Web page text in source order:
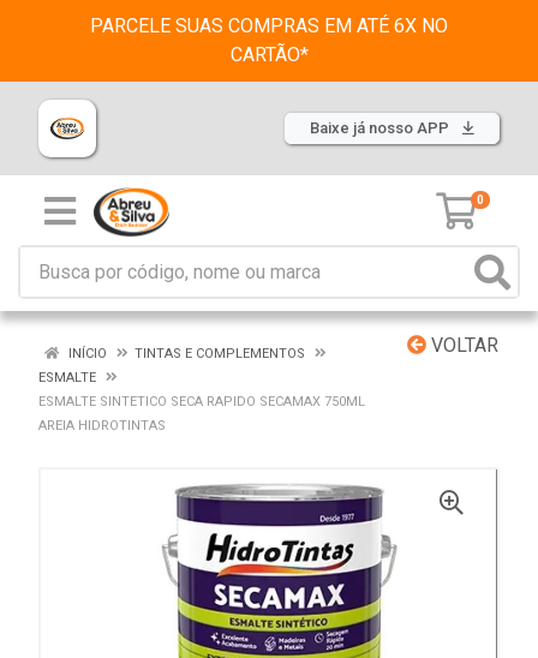
PARCELE SUAS COMPRAS EM ATÉ 6X NO
CARTÃO*
Baixe já nosso APP
0
VOLTAR
INÍCIO
TINTAS E COMPLEMENTOS
ESMALTE
ESMALTE SINTETICO SECA RAPIDO SECAMAX 750ML
AREIA HIDROTINTAS